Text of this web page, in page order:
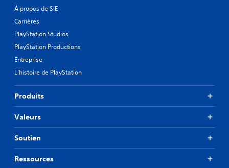
À propos de SIE
Carrières
PlayStation Studios
PlayStation Productions
Entreprise
L'histoire de PlayStation
Produits
Valeurs
Soutien
Ressources